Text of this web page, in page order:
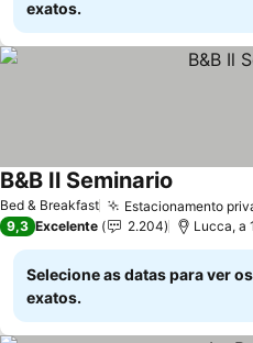
exatos.
Bed & Breakfast Estacionamento
B&B Il Seminario
9,3 Excelente 2.204 Lucca, a
Selecione as datas para ver
exatos.